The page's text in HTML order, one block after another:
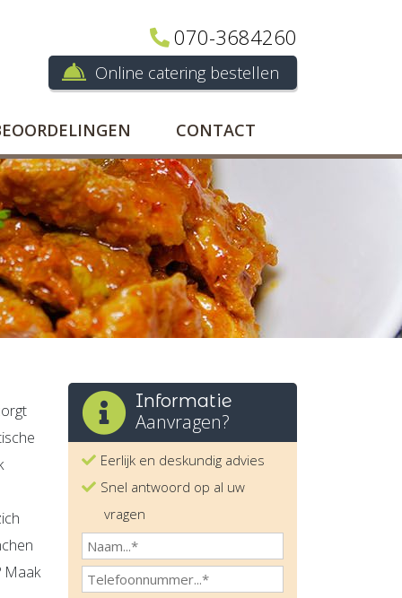
070-3684260
Online catering bestellen
CONTACT
Maak
Informatie
Aanvragen?
Eerlijk en deskundig advies
Snel antwoord op al uw
vragen